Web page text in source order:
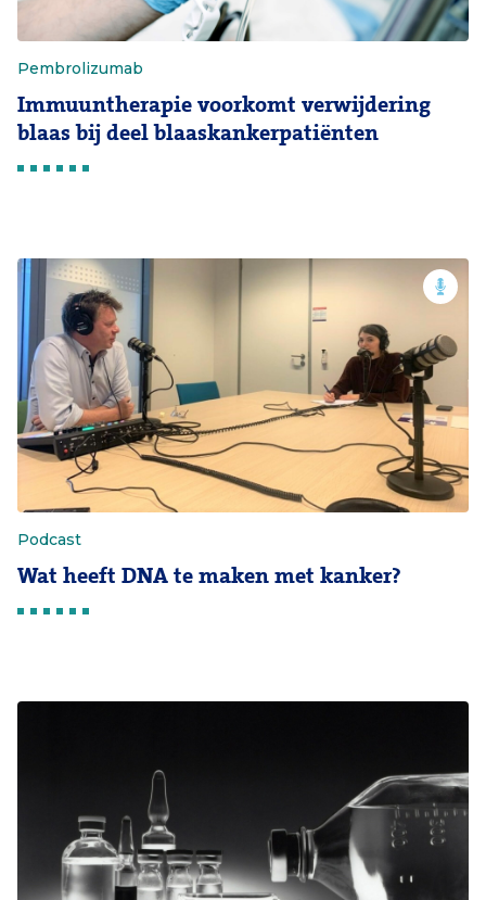
Pembrolizumab
Immuuntherapie voorkomt verwijdering
blaas bij deel blaaskankerpatiënten
Podcast
Wat heeft DNA te maken met kanker?